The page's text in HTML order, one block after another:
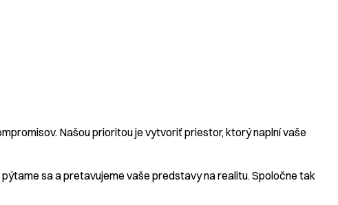
Našou prioritou je vytvoriť priestor, ktorý naplní vaše
sa a pretavujeme vaše predstavy na realitu. Spoločne tak